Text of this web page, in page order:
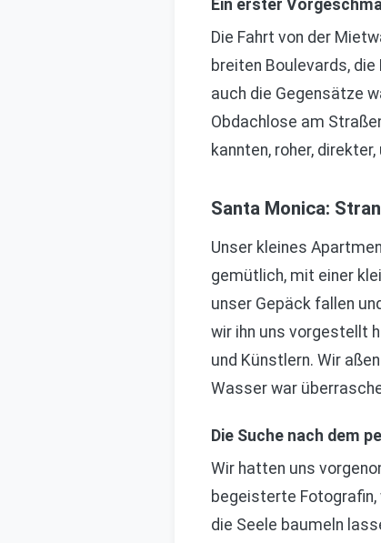
Ein erster
Die Fahrt von der
breiten Boulevards,
auch die Gegensätze
Obdachlose am
kannten, roher,
Santa Monica:
Unser kleines
gemütlich, mit einer
unser Gepäck fallen
wir ihn uns vorgestellt
und Künstlern. Wir
Wasser war
Die Suche nach dem
Wir hatten uns
begeisterte
die Seele baumeln